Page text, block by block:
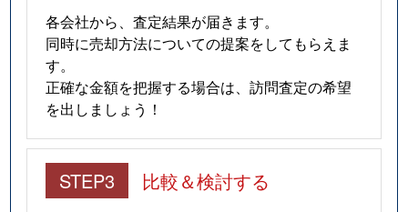
各会社から、査定結果が届きます。
同時に売却方法についての提案をしてもらえま
す。
正確な金額を把握する場合は、訪問査定の希望
を出しましょう！
STEP3 比較＆検討する